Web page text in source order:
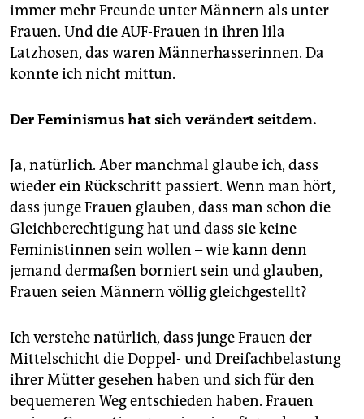
immer mehr Freunde unter Männern als unter
Frauen. Und die AUF-Frauen in ihren lila
Latzhosen, das waren Männerhasserinnen. Da
konnte ich nicht mittun.
Der Feminismus hat sich verändert seitdem.
Ja, natürlich. Aber manchmal glaube ich, dass
wieder ein Rückschritt passiert. Wenn man hört,
dass junge Frauen glauben, dass man schon die
Gleichberechtigung hat und dass sie keine
Feministinnen sein wollen – wie kann denn
jemand dermaßen borniert sein und glauben,
Frauen seien Männern völlig gleichgestellt?
Ich verstehe natürlich, dass junge Frauen der
Mittelschicht die Doppel- und Dreifachbelastung
ihrer Mütter gesehen haben und sich für den
bequemeren Weg entschieden haben. Frauen